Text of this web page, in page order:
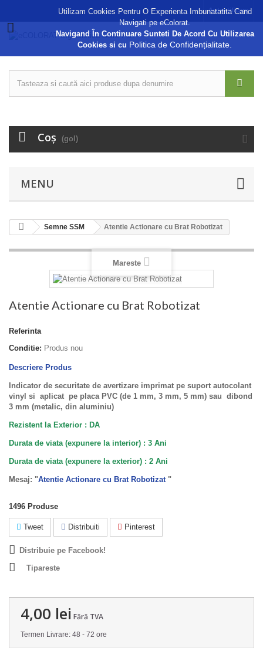
Autentificare
Coş (gol)
MENU
Semne SSM Atentie Actionare cu Brat Robotizat
Mareste
Atentie Actionare cu Brat Robotizat
Referinta
Conditie: Produs nou
Descriere Produs
Indicator de securitate de avertizare imprimat pe suport autocolant
vinyl si aplicat pe placa PVC (de 1 mm, 3 mm, 5 mm) sau dibond
3 mm (metalic, din aluminiu)
Rezistent la Exterior : DA
Durata de viata (expunere la interior) : 3 Ani
Durata de viata (expunere la exterior) : 2 Ani
Mesaj: "Atentie Actionare cu Brat Robotizat "
1496 Produse
Tweet Distribuiti Pinterest
Distribuie pe Facebook!
Tipareste
4,00 lei Fără TVA
Termen Livrare: 48 - 72 ore
Utilizam Cookies Pentru O Experienta Imbunatatita Cand
Navigati pe eColorat.
Navigand În Continuare Sunteti De Acord Cu Utilizarea
Cookies si cu Politica de Confidențialitate.